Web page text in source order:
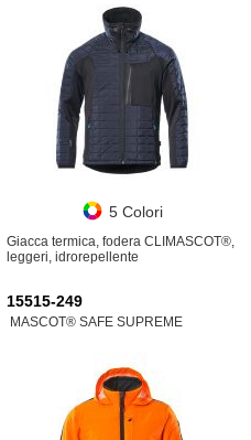
5 Colori
Giacca termica, fodera CLIMASCOT®,
leggeri, idrorepellente
15515-249
MASCOT® SAFE SUPREME